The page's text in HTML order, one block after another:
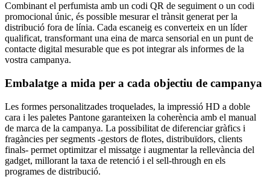
Combinant el perfumista amb un codi QR de seguiment o un codi
promocional únic, és possible mesurar el trànsit generat per la
distribució fora de línia. Cada escaneig es converteix en un líder
qualificat, transformant una eina de marca sensorial en un punt de
contacte digital mesurable que es pot integrar als informes de la
vostra campanya.
Embalatge a mida per a cada objectiu de campanya
Les formes personalitzades troquelades, la impressió HD a doble
cara i les paletes Pantone garanteixen la coherència amb el manual
de marca de la campanya. La possibilitat de diferenciar gràfics i
fragàncies per segments -gestors de flotes, distribuïdors, clients
finals- permet optimitzar el missatge i augmentar la rellevància del
gadget, millorant la taxa de retenció i el sell-through en els
programes de distribució.